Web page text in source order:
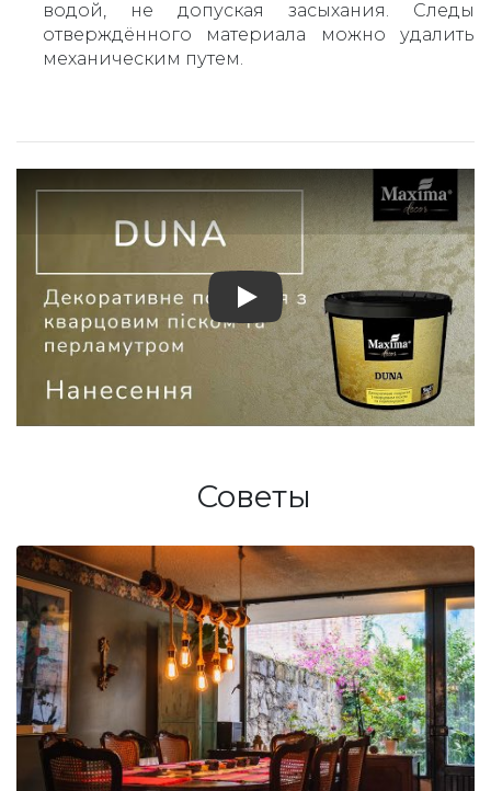
водой, не допуская засыхания. Следы
отверждённого материала можно удалить
механическим путем.
Play: Декоративное
Советы